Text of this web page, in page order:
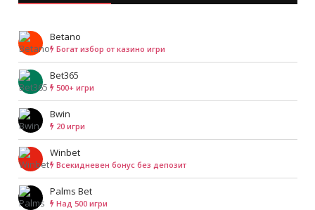
Betano
Богат избор от казино игри
Bet365
500+ игри
Bwin
20 игри
Winbet
Всекидневен бонус без депозит
Palms Bet
Над 500 игри